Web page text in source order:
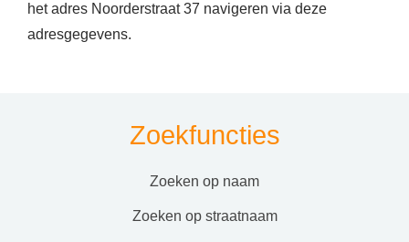
het adres Noorderstraat 37 navigeren via deze
adresgegevens.
Zoekfuncties
zoeken op naam
zoeken op straatnaam